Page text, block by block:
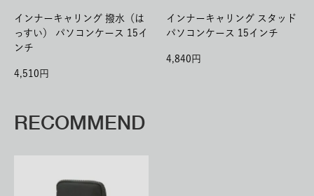
インナーキャリング 撥水（は
っすい） パソコンケース 15イ
ンチ
4,510
インナーキャリング スタッド
パソコンケース 15インチ
4,840
RECOMMEND